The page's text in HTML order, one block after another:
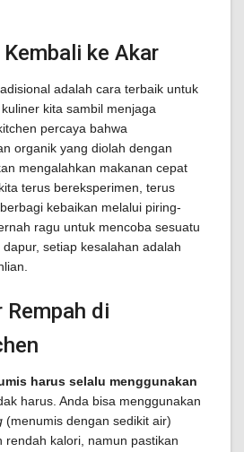
ke Akar
adalah cara terbaik untuk
kita sambil menjaga
percaya bahwa
organik yang diolah dengan
mengalahkan makanan cepat
terus bereksperimen, terus
kebaikan melalui piring-
ragu untuk mencoba sesuatu
setiap kesalahan adalah
Rempah di
harus selalu menggunakan
harus. Anda bisa menggunakan
(menumis dengan sedikit air)
rendah kalori, namun pastikan